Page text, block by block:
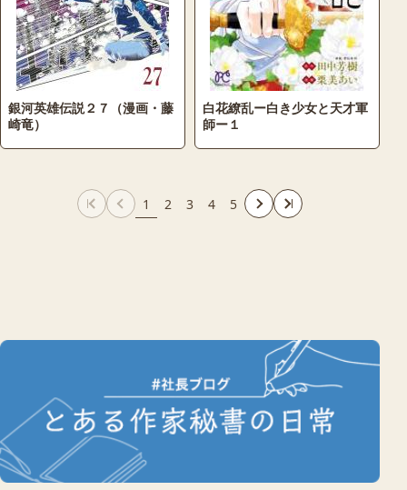
銀河英雄伝説２７（漫画・藤
崎竜）
白花繚乱ー白き少女と天才軍
師ー１
1 2 3 4 5